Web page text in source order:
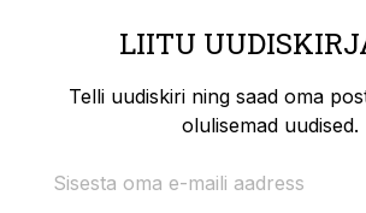
LIITU
Telli uudiskiri ning saad oma
olulisemad uudised.